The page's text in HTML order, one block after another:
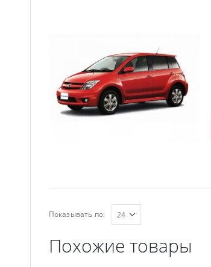
Показывать по:
Похожие товары